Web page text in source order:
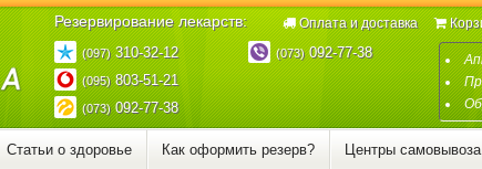
Резервирование лекарств:
(097)310-32-12
(095)803-51-21
(073)092-77-38
(073)092-77-38
Оплата и доставка
Статьи о здоровье Как оформить резерв? Центры самовывоза